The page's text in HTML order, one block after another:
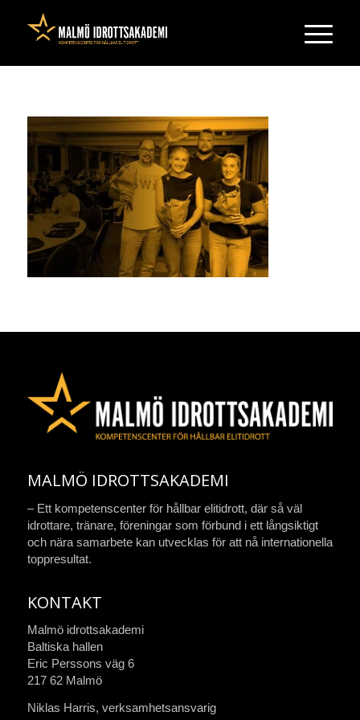
MALMÖ IDROTTSAKADEMI
– Ett kompetenscenter för hållbar elitidrott, där så väl
idrottare, tränare, föreningar som förbund i ett långsiktigt
och nära samarbete kan utvecklas för att nå internationella
toppresultat.
KONTAKT
Malmö idrottsakademi
Baltiska hallen
Eric Perssons väg 6
217 62 Malmö
Niklas Harris, verksamhetsansvarig